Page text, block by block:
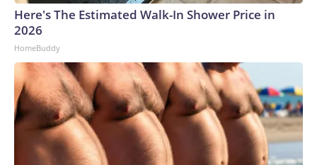
del Golfo que nuevos ataques de Estados Unidos
desencadenarían represalias contra instalaciones
advertencia para Teherán: otro ataque importante contra
Arabia Saudita podría activar el pacto, arrastrar a Pakistán y
Turquía al conflicto y ampliar drásticamente la guerra.Las
reacciones provenientes de Teherán mostraron
insatisfacción con el acuerdo, ya que un alto funcionario iraní
advirtió que este no garantizará la seguridad de Arabia
Here's The Estimated Walk-In Shower Price in
2026
HomeBuddy